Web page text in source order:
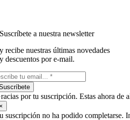
Suscríbete a nuestra newsletter
y recibe nuestras últimas novedades
y descuentos por e-mail.
por tu suscripción. Estas ahora de
suscripción no ha podido completarse.